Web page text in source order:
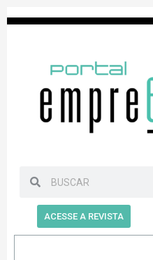
ACESSE A REVISTA